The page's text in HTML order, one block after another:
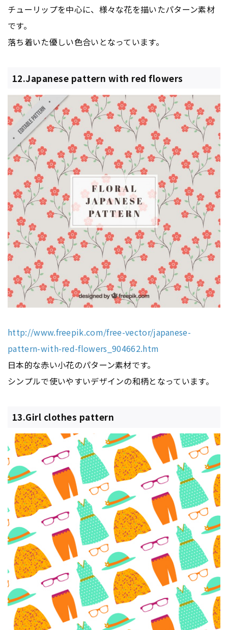
チューリップを中心に、様々な花を描いたパターン素材
です。
落ち着いた優しい色合いとなっています。
12.Japanese pattern with red flowers
http://www.freepik.com/free-vector/japanese-
pattern-with-red-flowers_904662.htm
日本的な赤い小花のパターン素材です。
シンプルで使いやすいデザインの和柄となっています。
13.Girl clothes pattern